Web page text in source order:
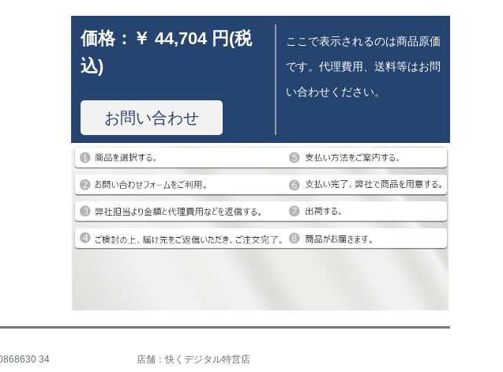
価格： ￥ 44,704 円(税
込)
お問い合わせ
ここで表示されるのは商品原価
です。代理費用、送料等はお問
い合わせください。
34
店舗：快くデジタル特営店